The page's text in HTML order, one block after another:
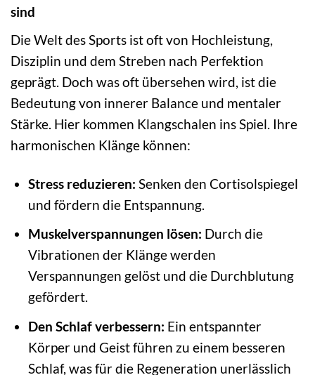
sind
Die Welt des Sports ist oft von Hochleistung,
Disziplin und dem Streben nach Perfektion
geprägt. Doch was oft übersehen wird, ist die
Bedeutung von innerer Balance und mentaler
Stärke. Hier kommen Klangschalen ins Spiel. Ihre
harmonischen Klänge können:
Stress reduzieren: Senken den Cortisolspiegel
und fördern die Entspannung.
Muskelverspannungen lösen: Durch die
Vibrationen der Klänge werden
Verspannungen gelöst und die Durchblutung
gefördert.
Den Schlaf verbessern: Ein entspannter
Körper und Geist führen zu einem besseren
Schlaf, was für die Regeneration unerlässlich